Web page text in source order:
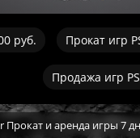
руб. Прокат игр
Продажа игр
Прокат и аренда игры 7